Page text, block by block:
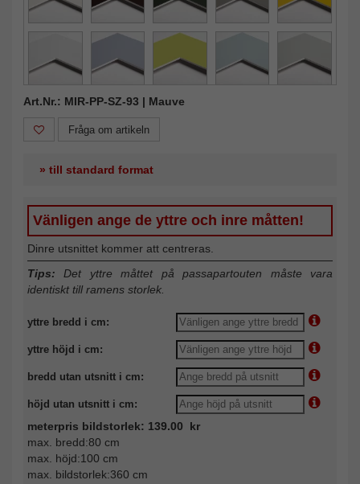
Art.Nr.: MIR-PP-SZ-93 | Mauve
Fråga om artikeln
» till standard format
Vänligen ange de yttre och inre måtten!
Dinre utsnittet kommer att centreras.
Tips: Det yttre måttet på passapartouten måste vara
identiskt till ramens storlek.
yttre bredd i cm:
yttre höjd i cm:
bredd utan utsnitt i cm:
höjd utan utsnitt i cm:
meterpris bildstorlek: 139.00 kr
max. bredd:80 cm
max. höjd:100 cm
max. bildstorlek:360 cm